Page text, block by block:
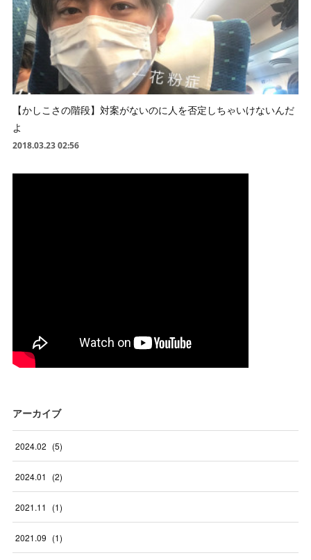
【かしこさの階段】対案がないのに人を否定しちゃいけないんだ
よ
2018.03.23 02:56
アーカイブ
2024.02 (5)
2024.01 (2)
2021.11 (1)
2021.09 (1)